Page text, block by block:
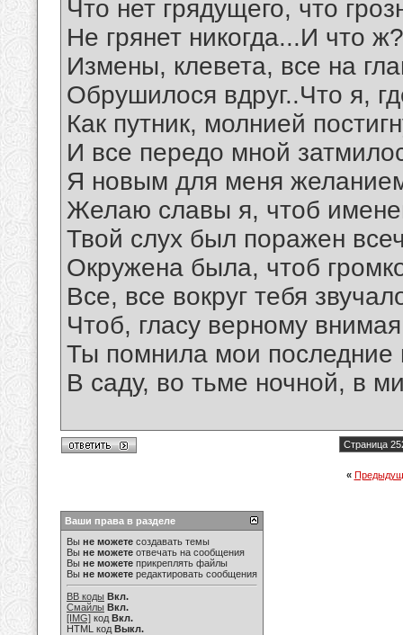
Что нет грядущего, что
Не грянет никогда...И что
Измены, клевета, все на
Обрушилося вдруг..Что я,
Как путник, молнией
И все передо мной
Я новым для меня
Желаю славы я, чтоб
Твой слух был поражен
Окружена была, чтоб
Все, все вокруг тебя
Чтоб, гласу верному
Ты помнила мои последние
В саду, во тьме ночной, в
Страница
«
Ваши права в разделе
Вы не можете создавать темы
Вы не можете отвечать на сообщения
Вы не можете прикреплять файлы
Вы не можете редактировать сообщения
BB коды Вкл.
Смайлы Вкл.
[IMG] код Вкл.
HTML код Выкл.